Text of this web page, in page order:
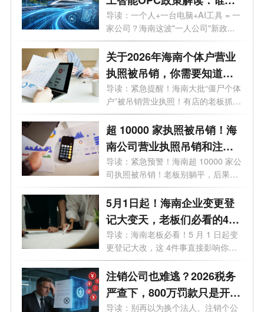
以拿、能拿多少、怎么落
地？一文了解！
导读：一个人+一台电脑+AI工具 = 一
家公司？海南这波"一人公司"新政...
关于2026年海南个体户营业
执照被吊销，你需要知道的
10大问题
导读：紧急提醒！海南大批“僵尸个体
户”被吊销营业执照！有店的老板抓
紧...
超 10000 家执照被吊销！海
南公司营业执照吊销和注销
一样吗？企业被吊销后应该
怎么处理？看这篇就够了！
导读：紧急预警！海南超 10000 家公
司执照被吊销！老板别躺平，后果直
接影...
5月1日起！海南企业变更登
记大变天，老板们必看的4个
关键影响
导读：海南老板必看！5 月 1 日起变
更登记大改，这 4件事直接影响你的
钱袋...
注销公司也难逃？2026税务
严查下，800万罚款只是开
始！老板们的最后自救指南
导读：别再以为换个法人、注销个公